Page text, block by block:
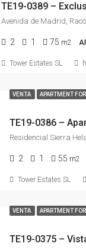
2 1 75 m2
Tower Estates SL
VENTA APARTMENT
2 1 55 m2
Tower Estates SL
VENTA APARTMENT